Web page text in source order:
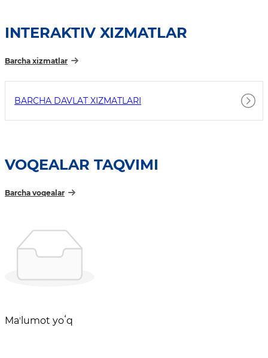
INTERAKTIV XIZMATLAR
Barcha xizmatlar
BARCHA DAVLAT XIZMATLARI
VOQEALAR TAQVIMI
Barcha voqealar
Maʼlumot yoʻq